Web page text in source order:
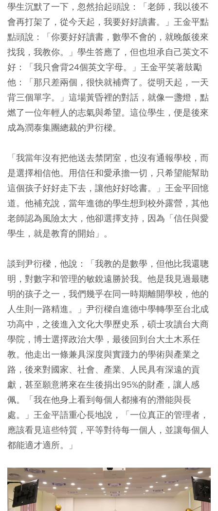
學生沉默了一下，忽然抬起頭說：「老師，我以後不
會再打架了，從今天起，我要好好讀書。」王金平點
點頭說：「你要好好讀書，數學不會的，就晚飯後來
找我，我教你。」學生答應了，但也坦承自己英文不
好：「我只會背24個英文字母。」王金平笑著鼓勵
他：「那只差兩個，很快就補齊了。從明天起，一天
背三個單字。」這場黃昏裡的對話，就像一盞燈，點
燃了一位年輕人的志氣與希望。這位學生，便是後來
成為潤泰集團總裁的尹衍樑。
「我當年沒有把他送去禁閉室，也沒有通報學校，而
是選擇相信他。用信任和愛承擔一切，只希望能幫助
這個孩子好好走下去，讓他好好唸書。」王金平回憶
道。他補充說，當年進德的學生想到校外露營，其他
老師認為風險太大，他卻選擇支持，因為「信任與愛
學生，就是教育的開始」。
談到尹衍樑，他說：「我教的是數學，但他比我還聰
明，對數字和管理的敏銳遠勝於我。他是我見過最聰
明的孩子之一，我們幾乎在同一時期離開學校，他的
人生則一路精進。」尹衍樑自進德中學轉學至台北成
功高中，之後進入文化大學歷史系，碩士攻讀台大商
學院，博士選擇政治大學，最後回到台大土木系任
教。他走出一條兼具深度與實踐力的學術與產業之
路，後來對國家、社會、產業、人民具有深遠的貢
獻，甚至願意將來在生後捐出95%的財產，讓人感
佩。「我在他身上看到每個人都擁有的潛能與長
處。」王金平語重心長地說，「一位真正的管理者，
應該看見這些特質，平等對待每一個人，並讓每個人
都能適才適所。」